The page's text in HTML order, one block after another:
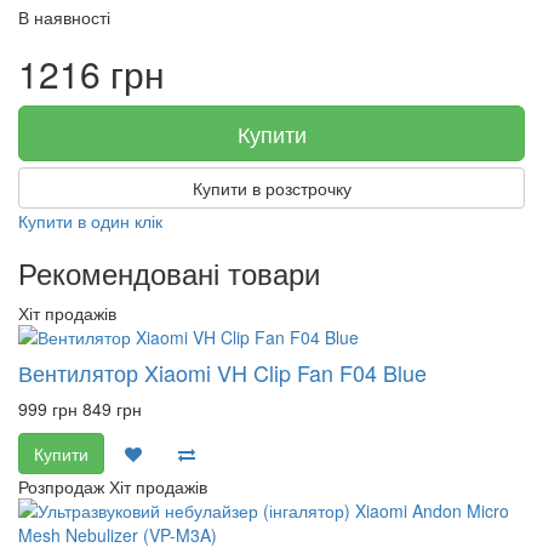
В наявності
1216 грн
Купити
Купити в розстрочку
Купити в один клік
Рекомендовані товари
Хіт продажів
Вентилятор Xiaomi VH Clip Fan F04 Blue
999 грн 849 грн
Купити
Розпродаж Хіт продажів